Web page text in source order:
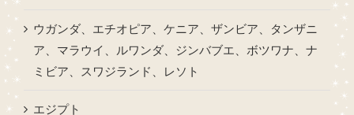
ウガンダ、エチオピア、ケニア、ザンビア、タンザニ
ア、マラウイ、ルワンダ、ジンバブエ、ボツワナ、ナ
ミビア、スワジランド、レソト
エジプト